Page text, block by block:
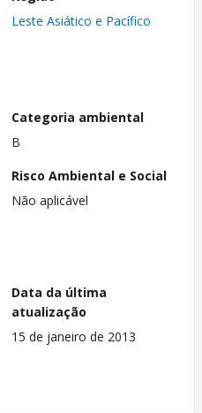
Leste Asiático e Pacífico
Categoria ambiental
B
Risco Ambiental e Social
Não aplicável
Data da última
atualização
15 de janeiro de 2013